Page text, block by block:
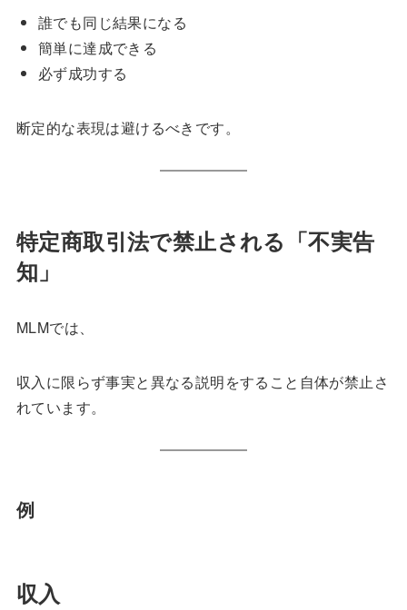
誰でも同じ結果になる
簡単に達成できる
必ず成功する
断定的な表現は避けるべきです。
特定商取引法で禁止される「不実告
知」
MLMでは、
収入に限らず事実と異なる説明をすること自体が禁止さ
れています。
例
収入